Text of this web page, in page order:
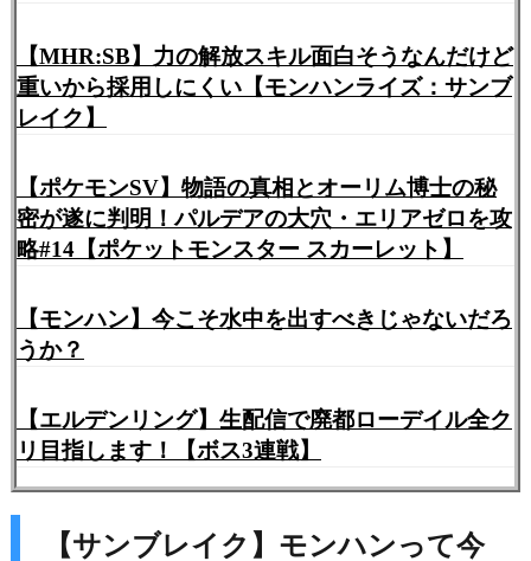
【MHR:SB】力の解放スキル面白そうなんだけど
重いから採用しにくい【モンハンライズ：サンブ
レイク】
【ポケモンSV】物語の真相とオーリム博士の秘
密が遂に判明！パルデアの大穴・エリアゼロを攻
略#14【ポケットモンスター スカーレット】
【モンハン】今こそ水中を出すべきじゃないだろ
うか？
【エルデンリング】生配信で廃都ローデイル全ク
リ目指します！【ボス3連戦】
【サンブレイク】モンハンって今